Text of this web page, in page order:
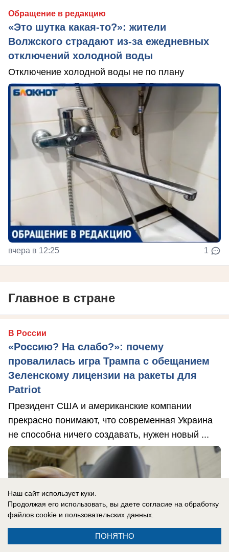
Обращение в редакцию
«Это шутка какая-то?»: жители
Волжского страдают из‑за ежедневных
отключений холодной воды
Отключение холодной воды не по плану
вчера в 12:25 1
Главное в стране
В России
«Россию? На слабо?»: почему
провалилась игра Трампа с обещанием
Зеленскому лицензии на ракеты для
Patriot
Президент США и американские компании
прекрасно понимают, что современная Украина
не способна ничего создавать, нужен новый ...
Наш сайт использует куки.
Продолжая его использовать, вы даете согласие на обработку
файлов cookie и пользовательских данных.
ПОНЯТНО